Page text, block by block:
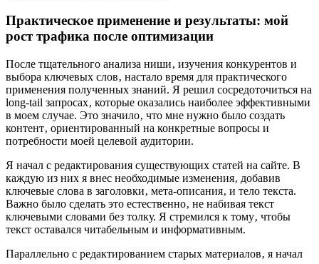
Практическое применение и результаты: мой
рост трафика после оптимизации
После тщательного анализа ниши‚ изучения конкурентов и
выбора ключевых слов‚ настало время для практического
применения полученных знаний. Я решил сосредоточиться на
long-tail запросах‚ которые оказались наиболее эффективными
в моем случае. Это значило‚ что мне нужно было создать
контент‚ ориентированный на конкретные вопросы и
потребности моей целевой аудитории.
Я начал с редактирования существующих статей на сайте. В
каждую из них я внес необходимые изменения‚ добавив
ключевые слова в заголовки‚ мета-описания‚ и тело текста.
Важно было сделать это естественно‚ не набивая текст
ключевыми словами без толку. Я стремился к тому‚ чтобы
текст оставался читабельным и информативным.
Параллельно с редактированием старых материалов‚ я начал